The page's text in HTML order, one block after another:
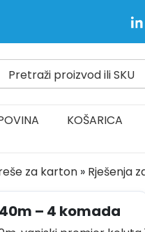
Fast and Free
Pretraži proizvod ili SKU
KOŠARICA
za karton » Rješenja
– 4 komada